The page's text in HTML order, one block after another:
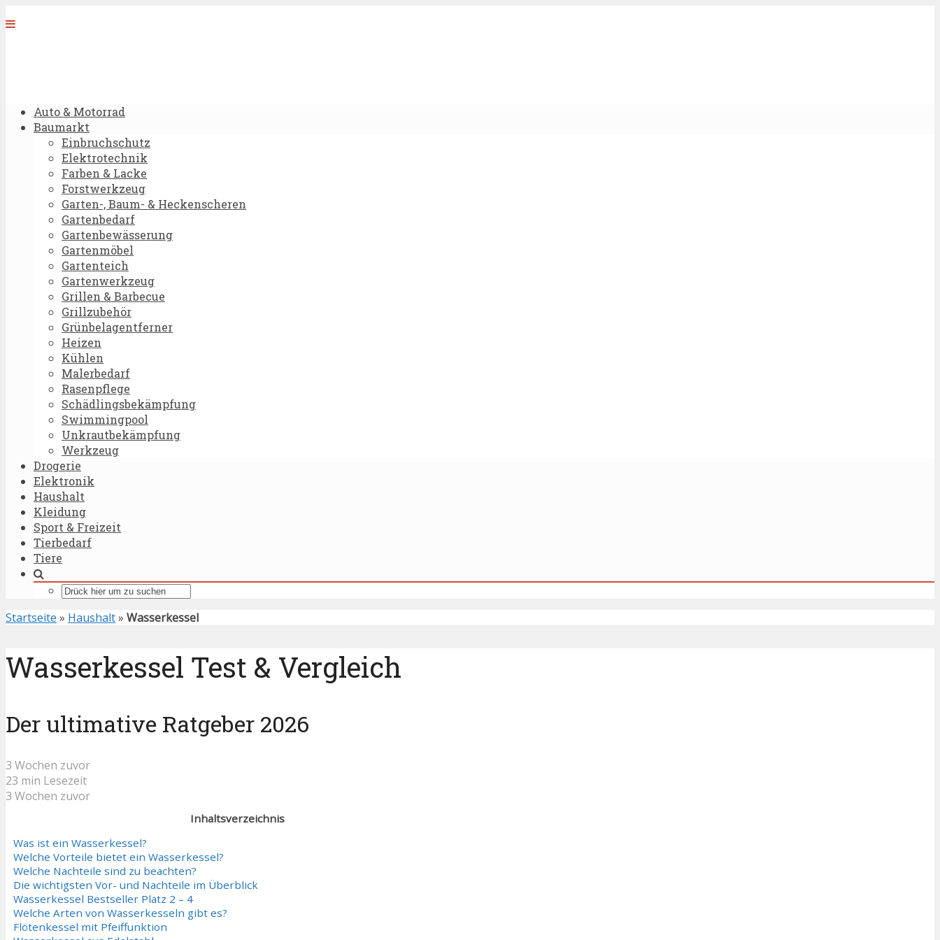
Auto & Motorrad
Baumarkt
Einbruchschutz
Elektrotechnik
Farben & Lacke
Forstwerkzeug
Garten-, Baum- & Heckenscheren
Gartenbedarf
Gartenbewässerung
Gartenmöbel
Gartenteich
Gartenwerkzeug
Grillen & Barbecue
Grillzubehör
Grünbelagentferner
Heizen
Kühlen
Malerbedarf
Rasenpflege
Schädlingsbekämpfung
Swimmingpool
Unkrautbekämpfung
Werkzeug
Drogerie
Elektronik
Haushalt
Kleidung
Sport & Freizeit
Tierbedarf
Tiere
Startseite » Haushalt» Wasserkessel
Wasserkessel Test & Vergleich
Der ultimative Ratgeber 2026
3 Wochen zuvor
23 min Lesezeit
3 Wochen zuvor
Inhaltsverzeichnis
Was ist ein Wasserkessel?
Welche Vorteile bietet ein Wasserkessel?
Welche Nachteile sind zu beachten?
Die wichtigsten Vor- und Nachteile im Überblick
Wasserkessel Bestseller Platz 2 – 4
Welche Arten von Wasserkesseln gibt es?
Flötenkessel mit Pfeiffunktion